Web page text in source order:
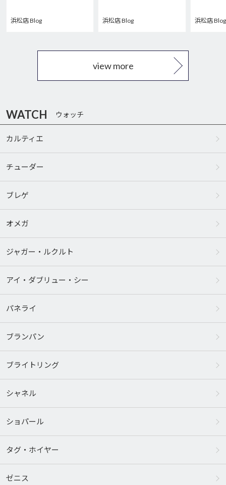
浜松店 Blog 浜松店 Blog 浜松店 Blog
view more
WATCH ウォッチ
カルティエ
チューダー
ブレゲ
オメガ
ジャガー・ルクルト
アイ・ダブリュー・シー
パネライ
ブランパン
ブライトリング
シャネル
ショパール
タグ・ホイヤー
ゼニス